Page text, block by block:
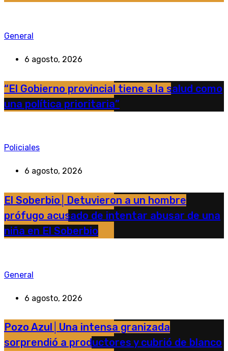
General
6 agosto, 2026
“El Gobierno provincial tiene a la salud como
una política prioritaria”
Policiales
6 agosto, 2026
El Soberbio│Detuvieron a un hombre
prófugo acusado de intentar abusar de una
niña en El Soberbio
General
6 agosto, 2026
Pozo Azul│Una intensa granizada
sorprendió a productores y cubrió de blanco